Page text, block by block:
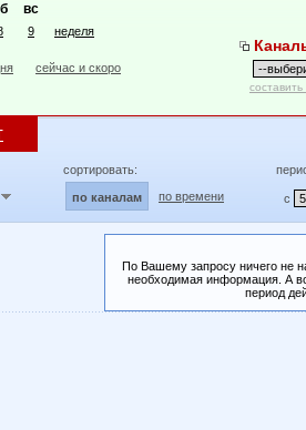
вс
9 неделя
сейчас и скоро
сортировать:
по каналам по времени с
По Вашему запросу ничего не
необходимая информация. А
период